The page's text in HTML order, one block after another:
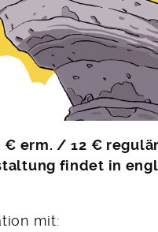
€ erm. / 12 € regulär
findet in
mit: